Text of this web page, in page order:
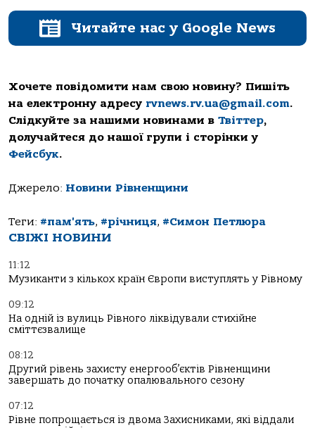
Читайте нас у Google News
Хочете повідомити нам свою новину? Пишіть
на електронну адресу rvnews.rv.ua@gmail.com.
Слідкуйте за нашими новинами в Твіттер,
долучайтеся до нашої групи і сторінки у
Фейсбук.
Джерело: Новини Рівненщини
Теги: #пам'ять, #річниця, #Симон Петлюра
СВІЖІ НОВИНИ
11:12
Музиканти з кількох країн Європи виступлять у Рівному
09:12
На одній із вулиць Рівного ліквідували стихійне
сміттєзвалище
08:12
Другий рівень захисту енергооб’єктів Рівненщини
завершать до початку опалювального сезону
07:12
Рівне попрощається із двома Захисниками, які віддали